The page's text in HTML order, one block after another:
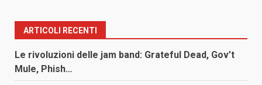
ARTICOLI RECENTI
Le rivoluzioni delle jam band: Grateful Dead, Gov’t
Mule, Phish…